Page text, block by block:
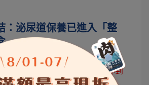
：泌尿道保養已進入「整
保養，單一蔓越莓添加已經不足
泌尿道保健，必須將視野延伸到
護力」。